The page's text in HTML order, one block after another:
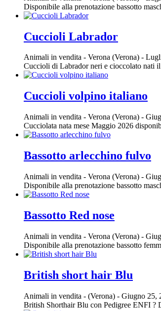
Disponibile alla prenotazione bassotto
Cuccioli Labrador
Animali in vendita - Verona (Verona) -
Cuccioli di Labrador neri e cioccolato nati
Cuccioli volpino italiano
Animali in vendita - Verona (Verona) -
Cucciolata nata mese Maggio 2026
Bassotto arlecchino fulvo
Animali in vendita - Verona (Verona) -
Disponibile alla prenotazione bassotto
Bassotto Red nose
Animali in vendita - Verona (Verona) -
Disponibile alla prenotazione bassotto
British short hair Blu
Animali in vendita - (Verona) - Giugno 25,
British Shorthair Blu con Pedigree ENFI ?